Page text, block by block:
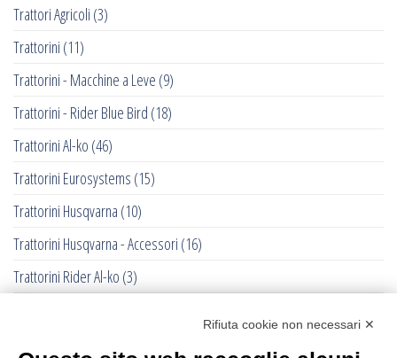
Trattori Agricoli (3)
Trattorini (11)
Trattorini - Macchine a Leve (9)
Trattorini - Rider Blue Bird (18)
Trattorini Al-ko (46)
Trattorini Eurosystems (15)
Trattorini Husqvarna (10)
Trattorini Husqvarna - Accessori (16)
Trattorini Rider Al-ko (3)
Rifiuta cookie non necessari ✕